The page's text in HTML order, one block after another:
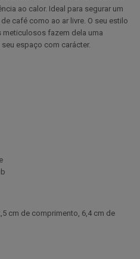
ao calor. Ideal para segurar um
café como ao ar livre. O seu estilo
fazem dela uma
espaço com carácter.
cm de comprimento, 6,4 cm de